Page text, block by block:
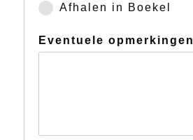
Afhalen in Boekel
Eventuele opmerkingen